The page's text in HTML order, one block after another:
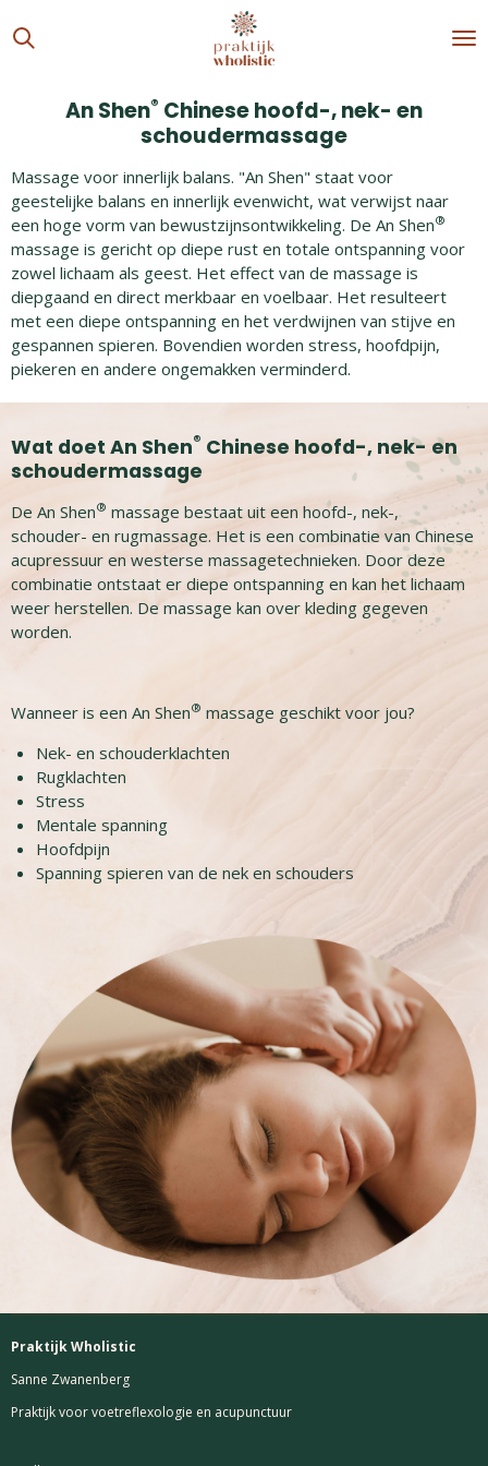
direct
hoofdinhoudAn Shen® Chinese hoofd-, nek- en
schoudermassage
Massage voor innerlijk balans. "An Shen" staat voor
geestelijke balans en innerlijk evenwicht, wat verwijst naar
een hoge vorm van bewustzijnsontwikkeling. De An Shen®
massage is gericht op diepe rust en totale ontspanning voor
zowel lichaam als geest. Het effect van de massage is
diepgaand en direct merkbaar en voelbaar. Het resulteert
met een diepe ontspanning en het verdwijnen van stijve en
gespannen spieren. Bovendien worden stress, hoofdpijn,
piekeren en andere ongemakken verminderd.
Wat doet An Shen® Chinese hoofd-, nek- en
schoudermassage
De An Shen® massage bestaat uit een hoofd-, nek-,
schouder- en rugmassage. Het is een combinatie van Chinese
acupressuur en westerse massagetechnieken. Door deze
combinatie ontstaat er diepe ontspanning en kan het lichaam
weer herstellen. De massage kan over kleding gegeven
worden.
Wanneer is een An Shen® massage geschikt voor jou?
Nek- en schouderklachten
Rugklachten
Stress
Mentale spanning
Hoofdpijn
Spanning spieren van de nek en schouders
Praktijk Wholistic
Sanne Zwanenberg
Praktijk voor voetreflexologie en acupunctuur